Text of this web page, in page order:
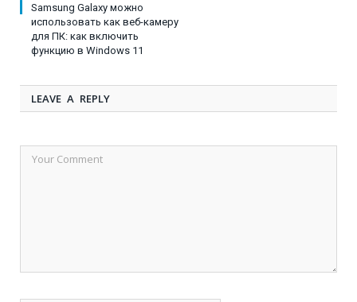
Samsung Galaxy можно
использовать как веб-камеру
для ПК: как включить
функцию в Windows 11
LEAVE A REPLY